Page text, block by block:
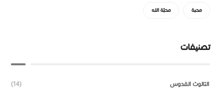
محبة محبّة الله
تصنيفات
الثالوث القدوس (14)